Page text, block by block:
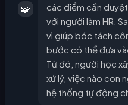
🧩
các điểm cần
với người làm HR,
vì giúp bóc tách
bước có thể đưa
Từ đó, người học
xử lý, việc nào con
hệ thống tự động